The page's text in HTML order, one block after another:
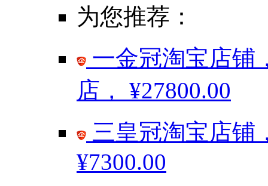
为您推荐：
一金冠淘宝店铺
店， ¥27800.00
三皇冠淘宝店铺
¥7300.00